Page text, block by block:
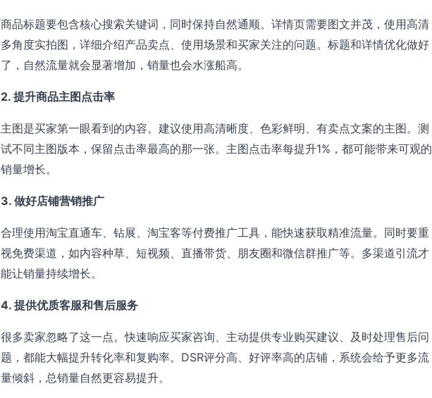
商品标题要包含核心搜索关键词，同时保持自然通顺。详情页需要图文并茂，使用高清
多角度实拍图，详细介绍产品卖点、使用场景和买家关注的问题。标题和详情优化做好
了，自然流量就会显著增加，销量也会水涨船高。
2. 提升商品主图点击率
主图是买家第一眼看到的内容。建议使用高清晰度、色彩鲜明、有卖点文案的主图。测
试不同主图版本，保留点击率最高的那一张。主图点击率每提升1%，都可能带来可观的
销量增长。
3. 做好店铺营销推广
合理使用淘宝直通车、钻展、淘宝客等付费推广工具，能快速获取精准流量。同时要重
视免费渠道，如内容种草、短视频、直播带货、朋友圈和微信群推广等。多渠道引流才
能让销量持续增长。
4. 提供优质客服和售后服务
很多卖家忽略了这一点。快速响应买家咨询、主动提供专业购买建议、及时处理售后问
题，都能大幅提升转化率和复购率。DSR评分高、好评率高的店铺，系统会给予更多流
量倾斜，总销量自然更容易提升。